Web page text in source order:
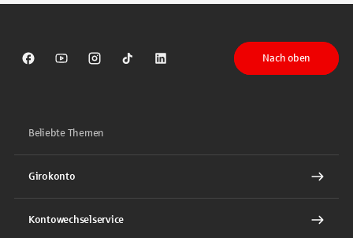
Sparkasse auf Facebook
Sparkasse auf Youtube
Sparkasse auf Instagram
Sparkasse auf TikTok
Sparkasse auf LinkedIn
Nach oben
Beliebte Themen
Girokonto
Kontowechselservice